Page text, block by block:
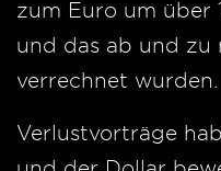
zum Euro um über
und das ab und zu
verrechnet wurden.
Verlustvorträge